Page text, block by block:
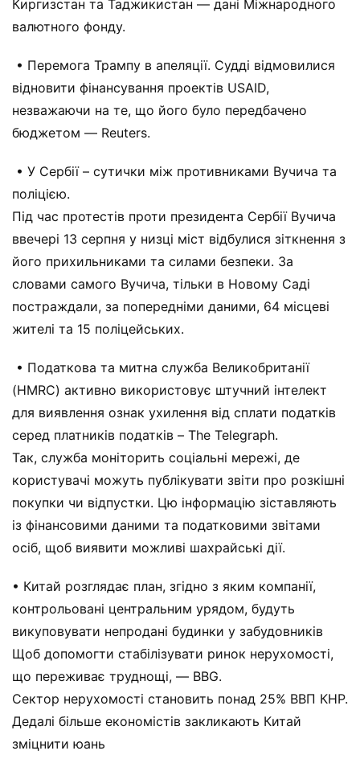
Киргизстан та Таджикистан — дані Міжнародного
валютного фонду.
• Перемога Трампу в апеляції. Судді відмовилися
відновити фінансування проектів USAID,
незважаючи на те, що його було передбачено
бюджетом — Reuters.
• У Сербії – сутички між противниками Вучича та
поліцією.
Під час протестів проти президента Сербії Вучича
ввечері 13 серпня у низці міст відбулися зіткнення з
його прихильниками та силами безпеки. За
словами самого Вучича, тільки в Новому Саді
постраждали, за попередніми даними, 64 місцеві
жителі та 15 поліцейських.
• Податкова та митна служба Великобританії
(HMRC) активно використовує штучний інтелект
для виявлення ознак ухилення від сплати податків
серед платників податків – The Telegraph.
Так, служба моніторить соціальні мережі, де
користувачі можуть публікувати звіти про розкішні
покупки чи відпустки. Цю інформацію зіставляють
із фінансовими даними та податковими звітами
осіб, щоб виявити можливі шахрайські дії.
• Китай розглядає план, згідно з яким компанії,
контрольовані центральним урядом, будуть
викуповувати непродані будинки у забудовників
Щоб допомогти стабілізувати ринок нерухомості,
що переживає труднощі, — BBG.
Сектор нерухомості становить понад 25% ВВП КНР.
Дедалі більше економістів закликають Китай
зміцнити юань